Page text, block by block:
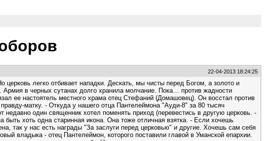
22-04-2013 18:24:25
легко отбивает нападки. Дескать, мы чисты перед Богом, а золото и
Армия в черных сутанах долго хранила молчание. Пока… против жадности
ее настоятель местного храма отец Стефаний (Домашовец). Он восстал против
матку. - Откуда у нашего отца Пантелеймона "Ауди-8" за 80 тысяч
один священник хотел поменять приход (перевестись в другую церковь. -
хоть одна старинная икона. Она тоже отличная взятка. - Если хочешь
так у нас есть награды "За заслуги перед церковью" и другие. Хочешь сам себя
владыка - отец Пантелеймон, которого поставили главой в Уманской епархии.